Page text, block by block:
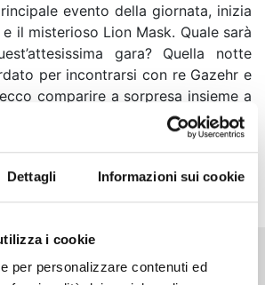
Dettagli Informazioni sui cookie
i cookie
per personalizzare contenuti ed
evento della giornata, inizia
il misterioso Lion Mask. Quale sarà
gara? Quella notte
per incontrarsi con re Gazehr e
comparire a sorpresa insieme a
Elmesia, imperatrice di Sarion.
in un inaspettato “vertice
a Limur dall’imperatrice?!